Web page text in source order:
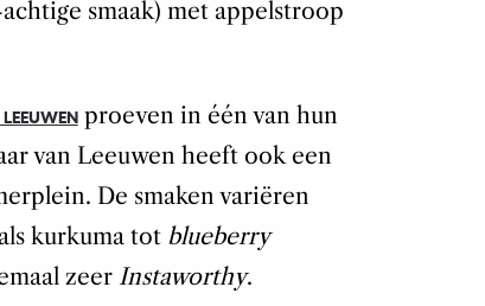
smaak) met appelstroop
proeven in één van hun
van Leeuwen heeft ook een
De smaken variëren
kurkuma tot blueberry
zeer Instaworthy.